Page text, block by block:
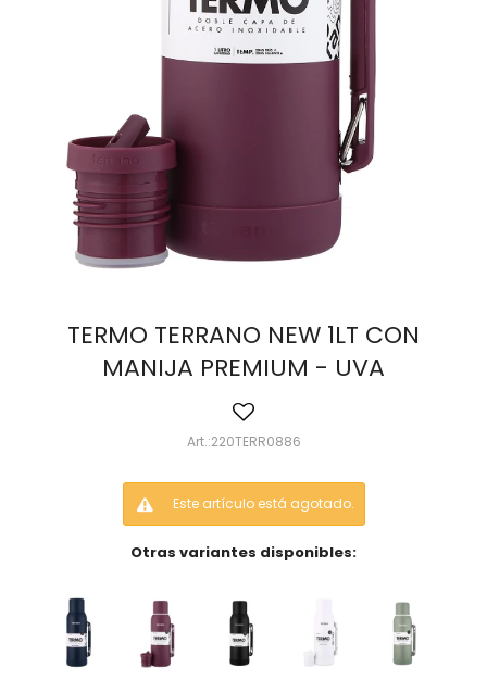
TERMO TERRANO NEW 1LT CON
MANIJA PREMIUM - UVA
220TERR0886
Este artículo está agotado.
Otras variantes disponibles: